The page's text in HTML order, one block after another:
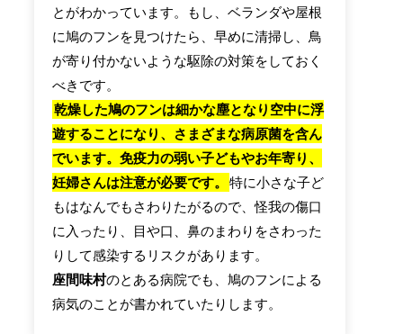
とがわかっています。もし、ベランダや屋根
に鳩のフンを見つけたら、早めに清掃し、鳥
が寄り付かないような駆除の対策をしておく
べきです。
乾燥した鳩のフンは細かな塵となり空中に浮
遊することになり、さまざまな病原菌を含ん
でいます。免疫力の弱い子どもやお年寄り、
妊婦さんは注意が必要です。
特に小さな子ど
もはなんでもさわりたがるので、怪我の傷口
に入ったり、目や口、鼻のまわりをさわった
りして感染するリスクがあります。
座間味村のとある病院でも、鳩のフンによる
病気のことが書かれていたりします。